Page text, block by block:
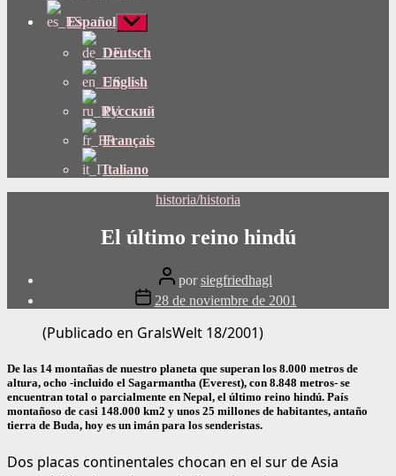
Español Mostrar
submenú
Deutsch
English
Русский
Français
Italiano
Categorías
historia/historia
El último reino hindú
Publicar
autor
porsiegfriedhagl
Fecha
de
publicación
28 de noviembre de 2001
(Publicado en GralsWelt 18/2001)
De las 14 montañas de nuestro planeta que superan los 8.000 metros de
altura, ocho -incluido el Sagarmantha (Everest), con 8.848 metros- se
encuentran total o parcialmente en Nepal, el último reino hindú. País
montañoso de casi 148.000 km2 y unos 25 millones de habitantes, antaño
tierra de Buda, hoy es un imán para los senderistas.
Dos placas continentales chocan en el sur de Asia